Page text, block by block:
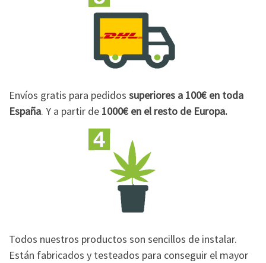
Envíos gratis para pedidos superiores a 100€ en toda
España. Y a partir de 1000€ en el resto de Europa.
Todos nuestros productos son sencillos de instalar.
Están fabricados y testeados para conseguir el mayor